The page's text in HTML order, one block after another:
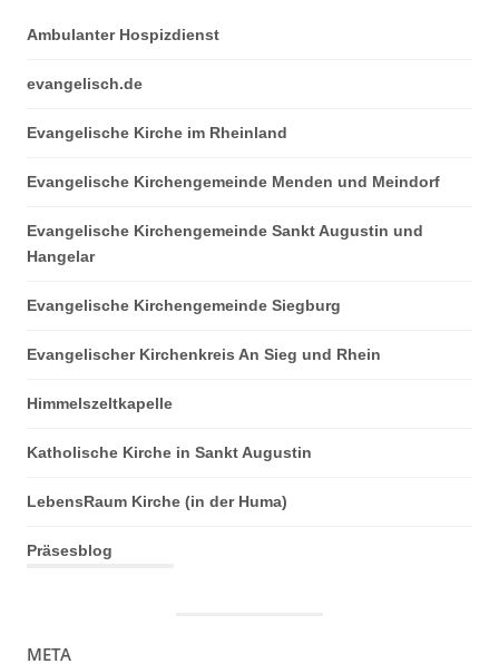
Ambulanter Hospizdienst
evangelisch.de
Evangelische Kirche im Rheinland
Evangelische Kirchengemeinde Menden und Meindorf
Evangelische Kirchengemeinde Sankt Augustin und
Hangelar
Evangelische Kirchengemeinde Siegburg
Evangelischer Kirchenkreis An Sieg und Rhein
Himmelszeltkapelle
Katholische Kirche in Sankt Augustin
LebensRaum Kirche (in der Huma)
Präsesblog
META